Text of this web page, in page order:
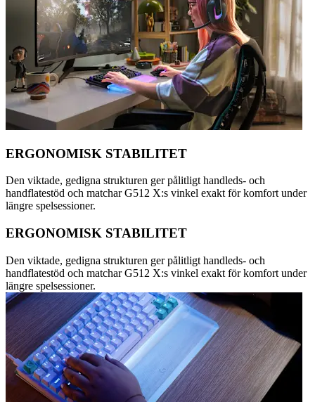
ERGONOMISK STABILITET
Den viktade, gedigna strukturen ger pålitligt handleds- och
handflatestöd och matchar G512 X:s vinkel exakt för komfort under
längre spelsessioner.
ERGONOMISK STABILITET
Den viktade, gedigna strukturen ger pålitligt handleds- och
handflatestöd och matchar G512 X:s vinkel exakt för komfort under
längre spelsessioner.